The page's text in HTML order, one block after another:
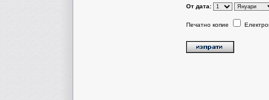
От дата:
Печатно копие